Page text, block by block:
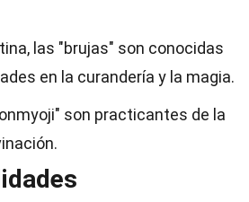
las "brujas" son conocidas
en la curandería y la magia.
son practicantes de la